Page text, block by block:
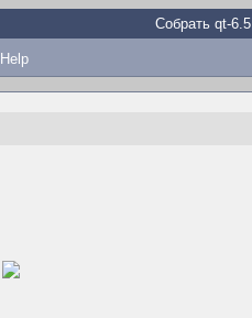
Собрать qt-6.5
Help